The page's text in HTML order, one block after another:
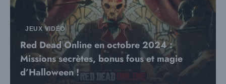
JEUX VIDÉO
Red Dead Online en octobre 2024 :
Missions secrètes, bonus fous et magie
d’Halloween !